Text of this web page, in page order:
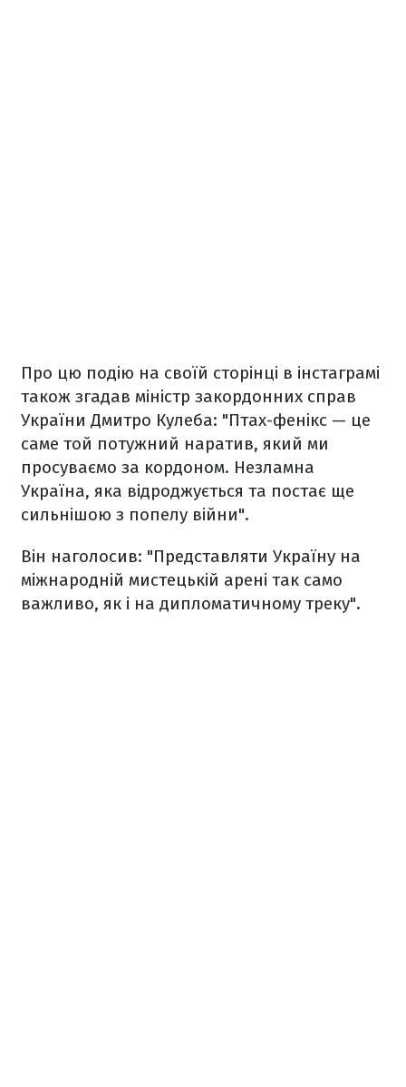
Про цю подію на своїй сторінці в інстаграмі
також згадав міністр закордонних справ
України Дмитро Кулеба: "Птах-фенікс — це
саме той потужний наратив, який ми
просуваємо за кордоном. Незламна
Україна, яка відроджується та постає ще
сильнішою з попелу війни".
Він наголосив: "Представляти Україну на
міжнародній мистецькій арені так само
важливо, як і на дипломатичному треку".